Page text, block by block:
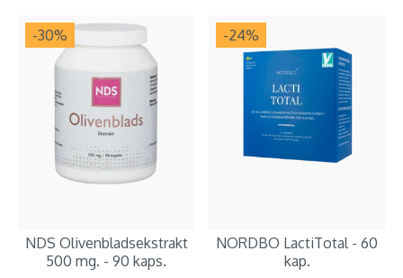
-30%
NDS Olivenbladsekstrakt
500 mg. - 90 kaps.
-24%
NORDBO LactiTotal - 60
kap.